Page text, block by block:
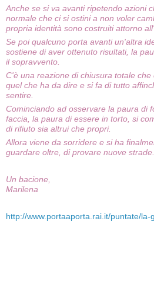
Anche se si va avanti ripetendo azioni
normale che ci si ostini a non voler
propria identità sono costruiti attorno
Se poi qualcuno porta avanti un'altra
sostiene di aver ottenuto risultati, la
il sopravvento.
C'è una reazione di chiusura totale
quel che ha da dire e si fa di tutto
sentire.
Cominciando ad osservare la paura di
faccia, la paura di essere in torto, si
di rifiuto sia altrui che propri.
Allora viene da sorridere e si ha
guardare oltre, di provare nuove strade.
Un bacione,
Marilena
http://www.portaaporta.rai.it/puntate/